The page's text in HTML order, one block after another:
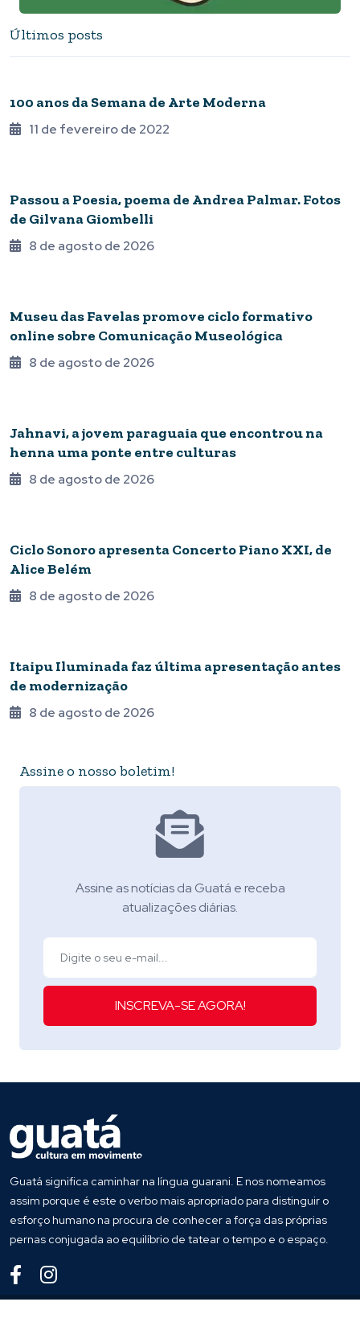
Últimos posts
100 anos da Semana de Arte Moderna
11 de fevereiro de 2022
Passou a Poesia, poema de Andrea Palmar. Fotos
de Gilvana Giombelli
8 de agosto de 2026
Museu das Favelas promove ciclo formativo
online sobre Comunicação Museológica
8 de agosto de 2026
Jahnavi, a jovem paraguaia que encontrou na
henna uma ponte entre culturas
8 de agosto de 2026
Ciclo Sonoro apresenta Concerto Piano XXI, de
Alice Belém
8 de agosto de 2026
Itaipu Iluminada faz última apresentação antes
de modernização
8 de agosto de 2026
Assine o nosso boletim!
Assine as notícias da Guatá e receba
atualizações diárias.
INSCREVA-SE AGORA!
Guatá significa caminhar na língua guarani. E nos nomeamos
assim porque é este o verbo mais apropriado para distinguir o
esforço humano na procura de conhecer a força das próprias
pernas conjugada ao equilíbrio de tatear o tempo e o espaço.